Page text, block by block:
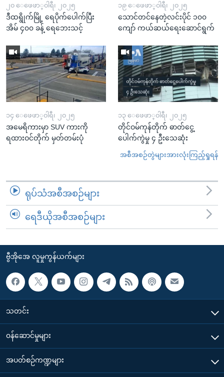
၂၀ ေဖေဖာ္၀ါရီ၊ ၂၀၂၅
ဒီထရွိုက်မြို့ ရေပိုက်ပေါက်ပြီး
အိမ် ၄၀၀ ခန့် ရေဘေးသင့်
၁၉ ေဖေဖာ္၀ါရီ၊ ၂၀၂၅
သောင်တင်နေတဲ့လင်းပိုင် ၁၀၀
ကျော် ကယ်ဆယ်ရေးဆောင်ရွက်
၁၄ ေဖေဖာ္၀ါရီ၊ ၂၀၂၅
အမေရိကားမှာ SUV ကားကို
ရထားဝင်တိုက် မှတ်တမ်းပုံ
၁၃ ေဖေဖာ္၀ါရီ၊ ၂၀၂၅
တိုင်ဝမ်ကုန်တိုက် ဓာတ်ငွေ့
ပေါက်ကွဲမှု ၄ ဦးသေဆုံး
အစီအစဉ်တွဲများအားလုံးကြည့်ရှုရန်
ရုပ်သံအစီအစဉ်များ
ရေဒီယိုအစီအစဉ်များ
ဗွီအိုအေ လူမှုကွန်ယက်များ
သတင်း
၀န်ဆောင်မှုများ
အပတ်စဉ်ကဏ္ဍများ